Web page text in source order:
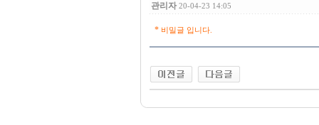
관리자 20-04-23 14:05
* 비밀글 입니다.